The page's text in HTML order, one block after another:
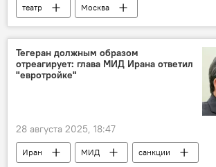
театр Москва
Тегеран должным образом
отреагирует: глава МИД Ирана ответил
"евротройке"
28 августа 2025, 18:47
Иран МИД
санкции